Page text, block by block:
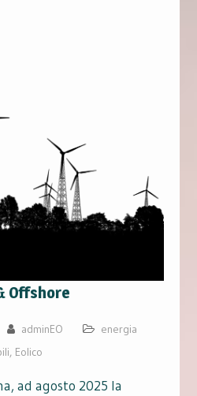
Offshore
adminEO
energia
, Eolico
ad agosto 2025 la